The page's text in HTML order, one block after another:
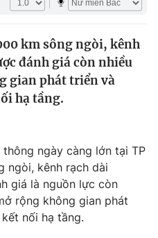
km sông ngòi, kênh
đánh giá còn nhiều
gian phát triển và
hạ tầng.
ngày càng lớn tại TP
ngòi, kênh rạch dài
giá là nguồn lực còn
rộng không gian phát
nối hạ tầng.